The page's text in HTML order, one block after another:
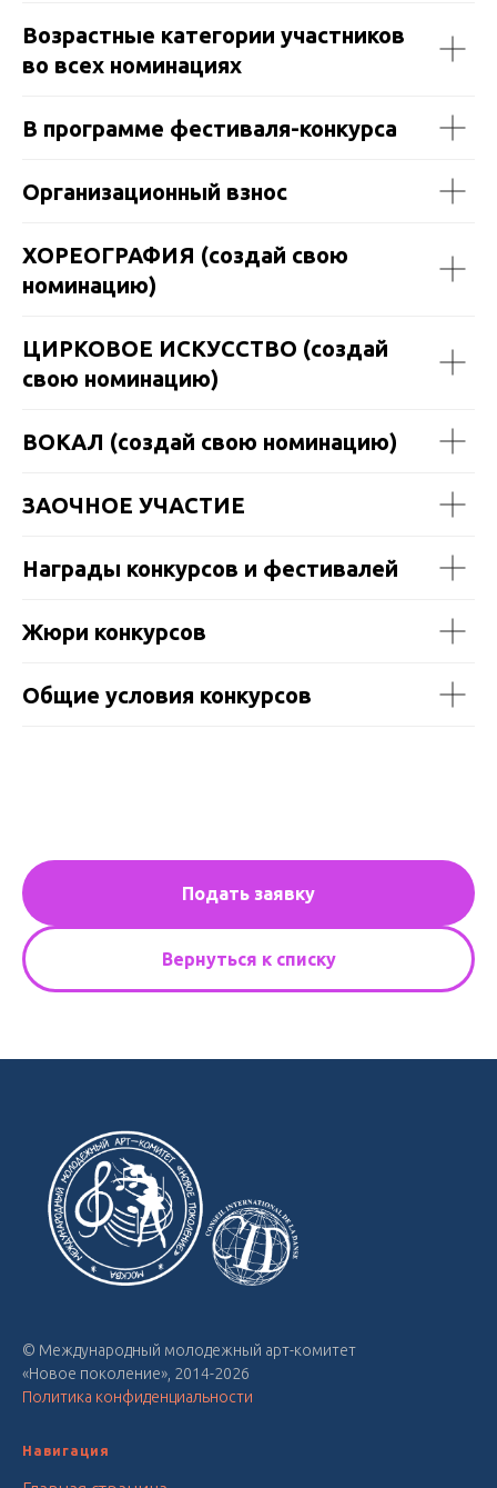
Возрастные категории участников
во всех номинациях
В программе фестиваля-конкурса
Организационный взнос
ХОРЕОГРАФИЯ (создай свою
номинацию)
ЦИРКОВОЕ ИСКУССТВО (создай
свою номинацию)
ВОКАЛ (создай свою номинацию)
ЗАОЧНОЕ УЧАСТИЕ
Награды конкурсов и фестивалей
Жюри конкурсов
Общие условия конкурсов
Подать заявку
Вернуться к списку
© Международный молодежный арт-комитет
«Новое поколение», 2014-2026
Политика конфиденциальности
Навигация